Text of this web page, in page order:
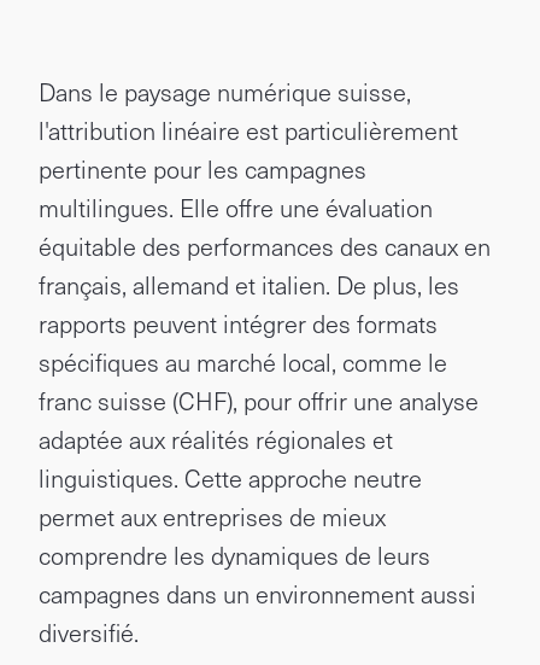
Dans le paysage numérique suisse,
l'attribution linéaire est particulièrement
pertinente pour les campagnes
multilingues. Elle offre une évaluation
équitable des performances des canaux en
français, allemand et italien. De plus, les
rapports peuvent intégrer des formats
spécifiques au marché local, comme le
franc suisse (CHF), pour offrir une analyse
adaptée aux réalités régionales et
linguistiques. Cette approche neutre
permet aux entreprises de mieux
comprendre les dynamiques de leurs
campagnes dans un environnement aussi
diversifié.